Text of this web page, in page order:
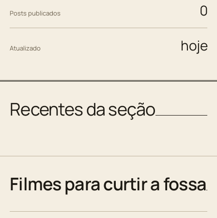
Posts publicados 0
Atualizado hoje
Recentes da seção
Filmes para curtir a fossa